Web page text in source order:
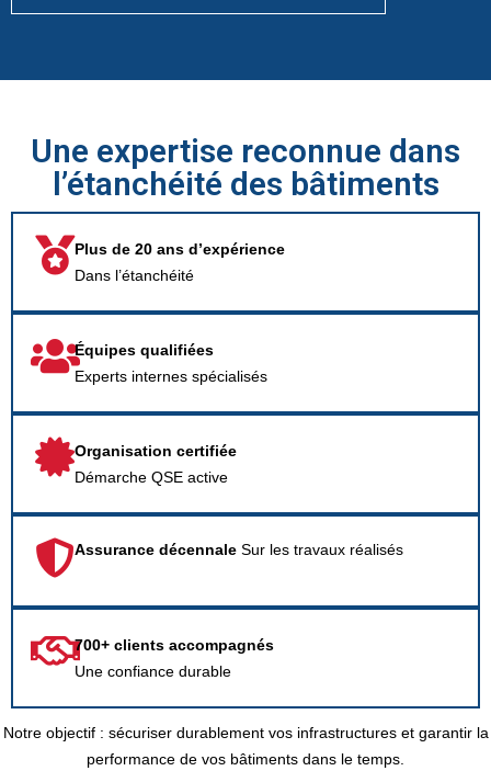
Une expertise reconnue dans
l’étanchéité des bâtiments
Plus de 20 ans d’expérience
Dans l’étanchéité
Équipes qualifiées
Experts internes spécialisés
Organisation certifiée
Démarche QSE active
Assurance décennale Sur les travaux réalisés
700+ clients accompagnés
Une confiance durable
Notre objectif : sécuriser durablement vos infrastructures et garantir la
performance de vos bâtiments dans le temps.